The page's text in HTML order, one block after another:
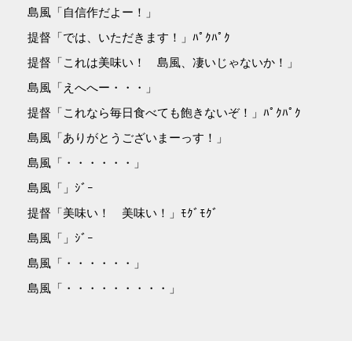
島風「自信作だよー！」
提督「では、いただきます！」ﾊﾟｸﾊﾟｸ
提督「これは美味い！ 島風、凄いじゃないか！」
島風「えへへー・・・」
提督「これなら毎日食べても飽きないぞ！」ﾊﾟｸﾊﾟｸ
島風「ありがとうございまーっす！」
島風「・・・・・・」
島風「」ｼﾞｰ
提督「美味い！ 美味い！」ﾓｸﾞﾓｸﾞ
島風「」ｼﾞｰ
島風「・・・・・・」
島風「・・・・・・・・・」